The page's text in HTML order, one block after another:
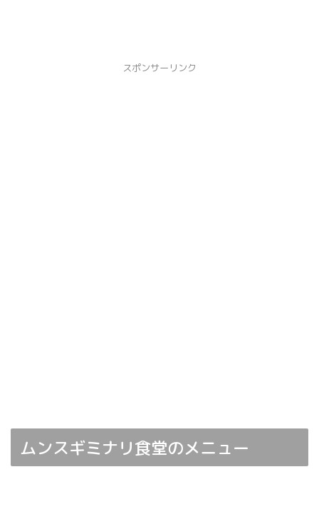
スポンサーリンク
ムンスギミナリ食堂のメニュー